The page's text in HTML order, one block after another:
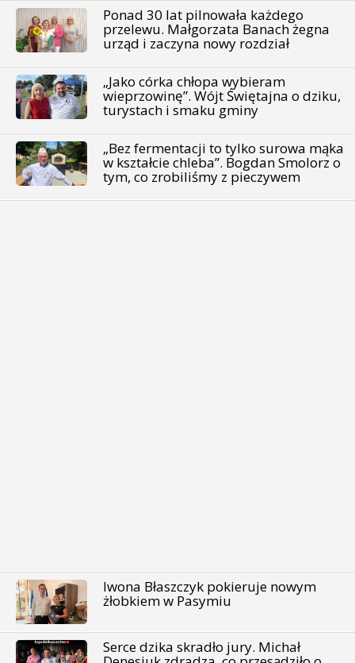
Ponad 30 lat pilnowała każdego
przelewu. Małgorzata Banach żegna
urząd i zaczyna nowy rozdział
„Jako córka chłopa wybieram
wieprzowinę”. Wójt Świętajna o dziku,
turystach i smaku gminy
„Bez fermentacji to tylko surowa mąka
w kształcie chleba”. Bogdan Smolorz o
tym, co zrobiliśmy z pieczywem
Iwona Błaszczyk pokieruje nowym
żłobkiem w Pasymiu
Serce dzika skradło jury. Michał